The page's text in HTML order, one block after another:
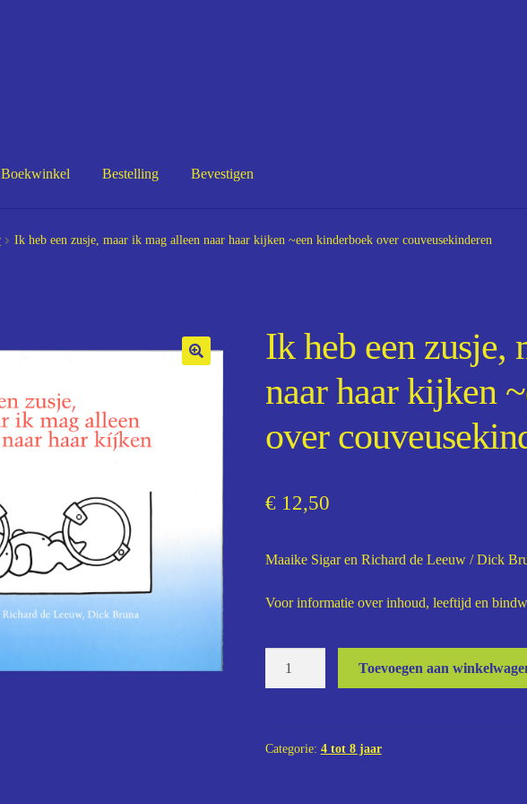
Boekwinkel Bestelling Bevestigen
Bestelling Bevestigen
Ik heb een zusje, maar ik mag alleen naar haar kijken ~een kinderboek over couveusekinderen
Ik heb een zusje,
naar haar kijken
over
€12,50
Maaike Sigar en Richard de Leeuw / Dick
Voor informatie over inhoud, leeftijd en
maar
Toevoegen aan
Categorie: 4 tot 8 jaar